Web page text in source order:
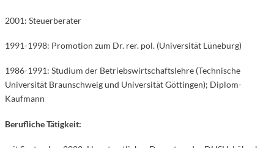
2001: Steuerberater
1991-1998: Promotion zum Dr. rer. pol. (Universität Lüneburg)
1986-1991: Studium der Betriebswirtschaftslehre (Technische
Universität Braunschweig und Universität Göttingen); Diplom-
Kaufmann
Berufliche Tätigkeit: